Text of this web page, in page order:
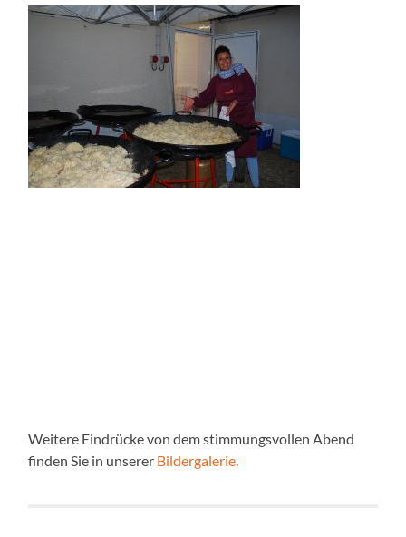
Weitere Eindrücke von dem stimmungsvollen Abend
finden Sie in unserer Bildergalerie.